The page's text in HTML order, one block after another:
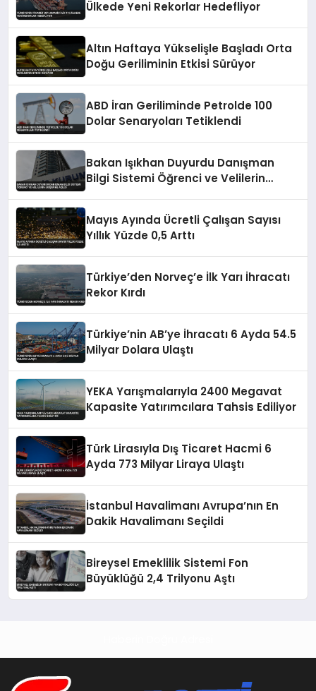
Ülkede Yeni Rekorlar Hedefliyor
Altın Haftaya Yükselişle Başladı Orta
Doğu Geriliminin Etkisi Sürüyor
ABD İran Geriliminde Petrolde 100
Dolar Senaryoları Tetiklendi
Bakan Işıkhan Duyurdu Danışman
Bilgi Sistemi Öğrenci ve Velilerin
Mayıs Ayında Ücretli Çalışan Sayısı
Yıllık Yüzde 0,5 Arttı
Türkiye’den Norveç’e İlk Yarı İhracatı
Rekor Kırdı
Türkiye’nin AB’ye İhracatı 6 Ayda 54.5
Milyar Dolara Ulaştı
YEKA Yarışmalarıyla 2400 Megavat
Kapasite Yatırımcılara Tahsis Ediliyor
Türk Lirasıyla Dış Ticaret Hacmi 6
Ayda 773 Milyar Liraya Ulaştı
İstanbul Havalimanı Avrupa’nın En
Dakik Havalimanı Seçildi
Bireysel Emeklilik Sistemi Fon
Büyüklüğü 2,4 Trilyonu Aştı